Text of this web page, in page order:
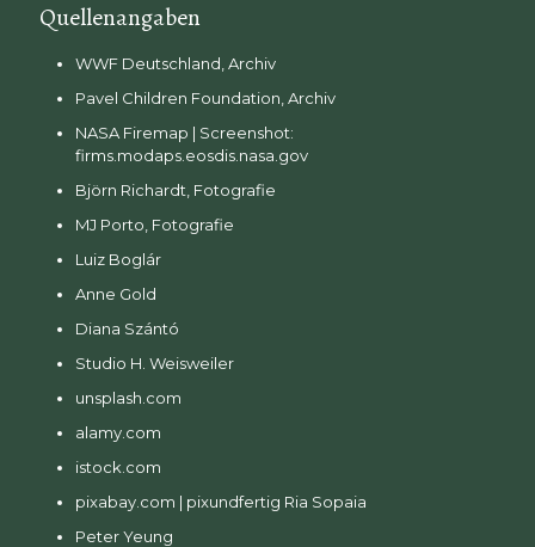
Quellenangaben
WWF Deutschland, Archiv
Pavel Children Foundation, Archiv
NASA Firemap | Screenshot:
firms.modaps.eosdis.nasa.gov
Björn Richardt, Fotografie
MJ Porto, Fotografie
Luiz Boglár
Anne Gold
Diana Szántó
Studio H. Weisweiler
unsplash.com
alamy.com
istock.com
pixabay.com | pixundfertig Ria Sopaia
Peter Yeung